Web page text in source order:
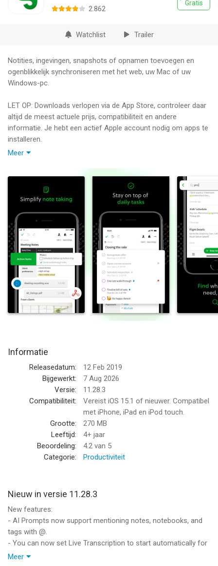
Gratis
2.862
Watchlist Trailer
Notities, ingevingen, snapshots of opnamen toevoegen en
ogenblikkelijk synchroniseren met het web, uw Mac of uw
Windows-pc.
LET OP: Downloads verlopen via de App Store, controleer daar
altijd de meest actuele prijs, compatibiliteit en andere
informatie. Je hebt een actief Apple account nodig om apps te
installeren.
temmen en meer gedaan te krijgen—op het werk, thuis en
overal daartussen.
Evernote synchroniseert met al je apparaten, zodat je overal
productief bent. Pak je to-do list aan met Taken, koppel je
Google Agenda om je schema bij te houden en bekijk snel je
meest relevante informatie in een aanpasbaar Startscherm
dashboard.
---
'Gebruik Evernote als de plek waar je alles opslaat… Vraag je
niet af op welk apparaat het staat—het staat in Evernote' – The
'Als het gaat om het maken van allerlei notities en het gedaan
krijgen van werk is Evernote een onmisbaar instrument.' – PC
LEG IDEEËEN VAST
• Schrijf, verzamel en leg ideeën vast als doorzoekbare notities,
notitieboeken en to-do lists
• Knip interessante artikelen en webpagina's om ze later te
meer.
• Gebruik je camera om papieren documenten, visitekaartjes,
whiteboards en handgeschreven notities te scannen en te
ordenen.
ALLES GEORDEND
Meer
Informatie
Releasedatum:
12 Feb 2019
Bijgewerkt:
7 Aug 2026
Versie:
11.28.3
Compatibiliteit:
Vereist iOS 15.1 of nieuwer. Compatibel
met iPhone, iPad en iPod touch.
Grootte:
270 MB
Leeftijd:
4+ jaar
Beoordeling:
4.2 van 5
Categorie:
Productiviteit
Nieuw in versie 11.28.3
New features:
- AI Prompts now support mentioning notes, notebooks, and
tags with @.
- You can now set Live Transcription to start automatically for
all meetings in Settings > AI Features.
Meer